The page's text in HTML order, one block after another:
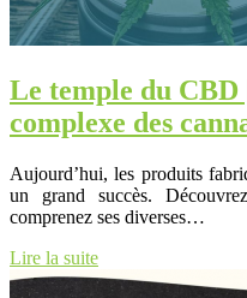
Le temple du CBD
complexe des
Aujourd’hui, les produits
un grand succès.
comprenez ses diverses…
Lire la suite